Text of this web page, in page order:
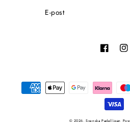
E-post
Facebook
Betalningsmetoder
© 2026,Svenska Padelligan